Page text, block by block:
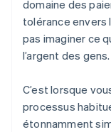
domaine des
tolérance envers
pas imaginer ce
l’argent des gens.
C’est lorsque
processus
étonnamment